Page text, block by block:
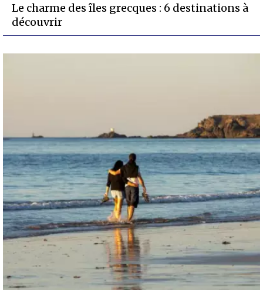
Le charme des îles grecques : 6 destinations à
découvrir